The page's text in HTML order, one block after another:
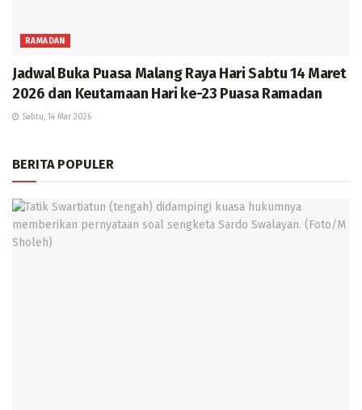
RAMADAN
Jadwal Buka Puasa Malang Raya Hari Sabtu 14 Maret
2026 dan Keutamaan Hari ke-23 Puasa Ramadan
Sabtu, 14 Mar 2026
BERITA POPULER